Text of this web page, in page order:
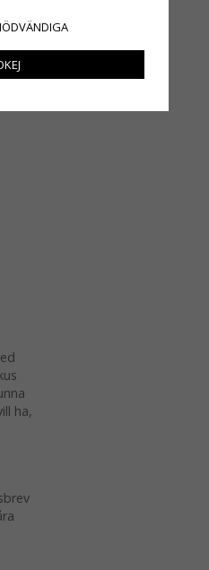
ha,